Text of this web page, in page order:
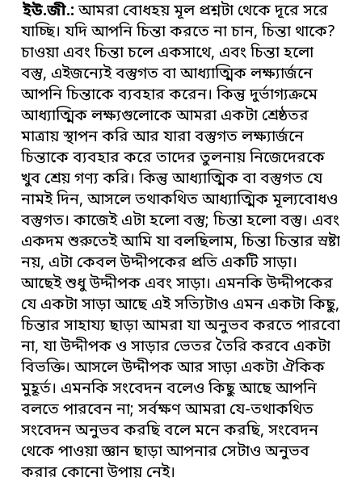
ইউ.জী.: আমরা বোধহয় মূল প্রশ্নটা থেকে দূরে সরে
যাচ্ছি। যদি আপনি চিন্তা করতে না চান, চিন্তা থাকে?
চাওয়া এবং চিন্তা চলে একসাথে, এবং চিন্তা হলো
বস্তু, এইজন্যেই বস্তুগত বা আধ্যাত্মিক লক্ষ্যার্জনে
আপনি চিন্তাকে ব্যবহার করেন। কিন্তু দুর্ভাগ্যক্রমে
আধ্যাত্মিক লক্ষ্যগুলোকে আমরা একটা শ্রেষ্ঠতর
মাত্রায় স্থাপন করি আর যারা বস্তুগত লক্ষ্যার্জনে
চিন্তাকে ব্যবহার করে তাদের তুলনায় নিজেদেরকে
খুব শ্রেয় গণ্য করি। কিন্তু আধ্যাত্মিক বা বস্তুগত যে
নামই দিন, আসলে তথাকথিত আধ্যাত্মিক মূল্যবোধও
বস্তুগত। কাজেই এটা হলো বস্তু; চিন্তা হলো বস্তু। এবং
একদম শুরুতেই আমি যা বলছিলাম, চিন্তা চিন্তার স্রষ্টা
নয়, এটা কেবল উদ্দীপকের প্রতি একটি সাড়া।
আছেই শুধু উদ্দীপক এবং সাড়া। এমনকি উদ্দীপকের
যে একটা সাড়া আছে এই সত্যিটাও এমন একটা কিছু,
চিন্তার সাহায্য ছাড়া আমরা যা অনুভব করতে পারবো
না, যা উদ্দীপক ও সাড়ার ভেতর তৈরি করবে একটা
বিভক্তি। আসলে উদ্দীপক আর সাড়া একটা ঐকিক
মুহূর্ত। এমনকি সংবেদন বলেও কিছু আছে আপনি
বলতে পারবেন না; সর্বক্ষণ আমরা যে-তথাকথিত
সংবেদন অনুভব করছি বলে মনে করছি, সংবেদন
থেকে পাওয়া জ্ঞান ছাড়া আপনার সেটাও অনুভব
করার কোনো উপায় নেই।